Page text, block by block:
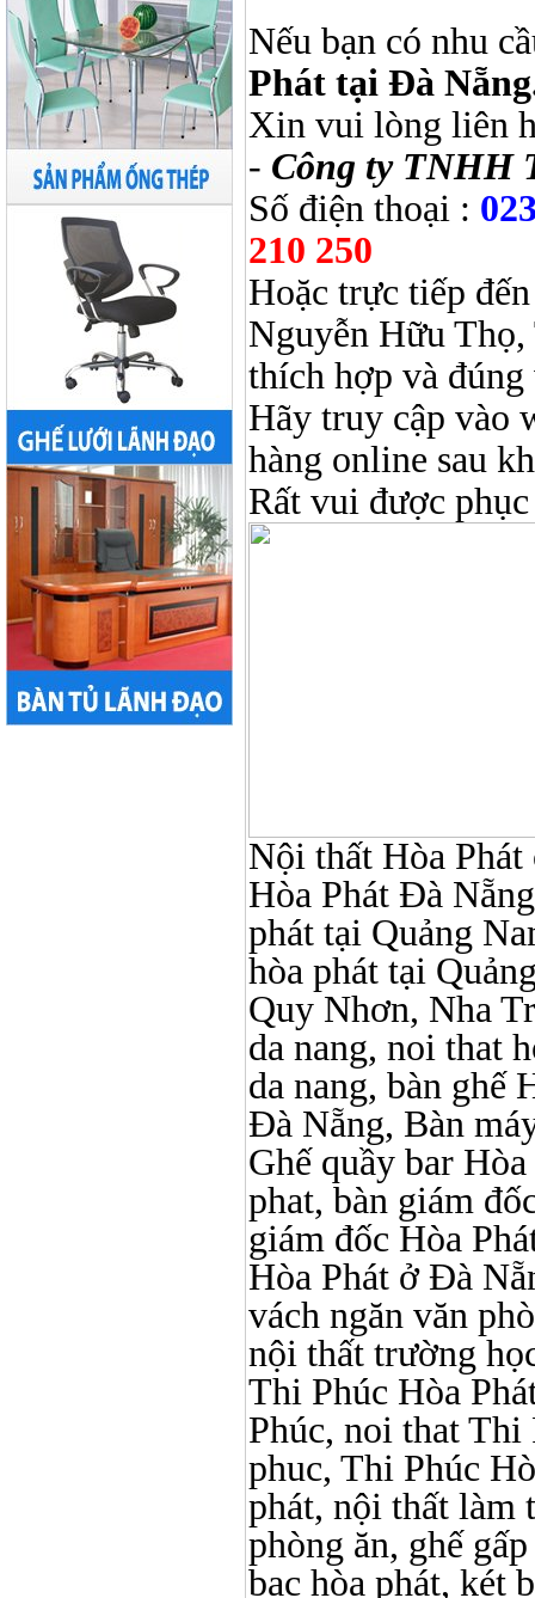
Nếu bạn có nhu
Phát tại Đà
Xin vui lòng liên
- Công ty TNHH
Số điện thoại :
210 250
Hoặc trực tiếp
Nguyễn Hữu Thọ,
thích hợp và
Hãy truy cập vào
hàng online sau
Rất vui được
Nội thất Hòa
Hòa Phát Đà
phát tại Quảng
hòa phát tại
Quy Nhơn, Nha
da nang, noi that
da nang, bàn ghế
Đà Nẵng, Bàn
Ghế quầy bar
phat, bàn giám
giám đốc Hòa
Hòa Phát ở Đà
vách ngăn văn
nội thất trường
Thi Phúc Hòa
Phúc, noi that
phuc, Thi Phúc
phát, nội thất làm
phòng ăn, ghế
bạc hòa phát, két